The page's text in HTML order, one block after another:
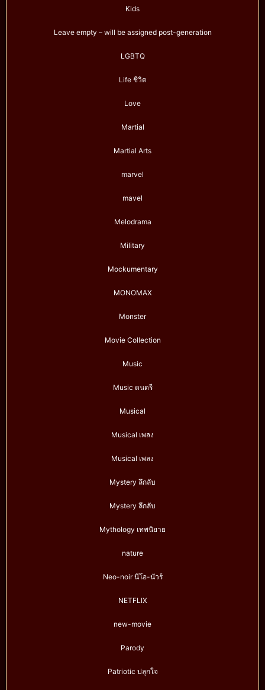
Kids
Leave empty – will be assigned post-generation
LGBTQ
Life ชีวิต
Love
Martial
Martial Arts
marvel
mavel
Melodrama
Military
Mockumentary
MONOMAX
Monster
Movie Collection
Music
Music ดนตรี
Musical
Musical เพลง
Musical เพลง
Mystery ลึกลับ
Mystery ลึกลับ
Mythology เทพนิยาย
nature
Neo-noir นีโอ-นัวร์
NETFLIX
new-movie
Parody
Patriotic ปลุกใจ